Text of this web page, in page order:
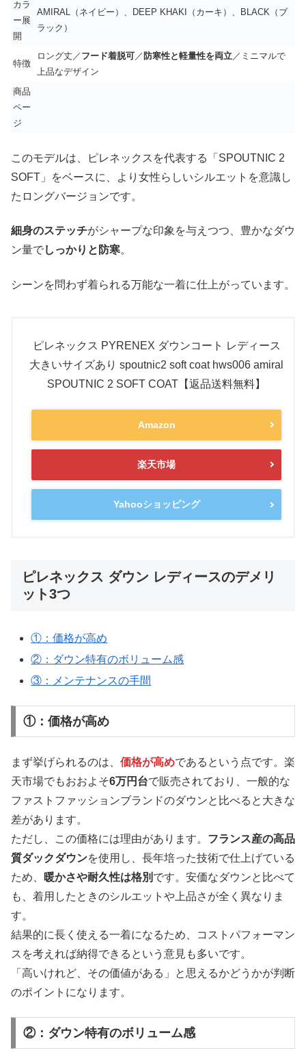
カラ
ー展
開
AMIRAL（ネイビー）、DEEP KHAKI（カーキ）、BLACK（ブ
ラック）
特徴
ロング丈／ フード着脱可／ 防寒性と軽量性を両立／ミニマルで
上品なデザイン
商品
ペー
ジ
このモデルは、ピレネックスを代表する「SPOUTNIC 2
SOFT」をベースに、より女性らしいシルエットを意識し
たロングバージョンです。
細身のステッチがシャープな印象を与えつつ、豊かなダウ
ン量でしっかりと防寒。
シーンを問わず着られる万能な一着に仕上がっています。
ピレネックス PYRENEX ダウンコート レディース
大きいサイズあり spoutnic2 soft coat hws006 amiral
SPOUTNIC 2 SOFT COAT【返品送料無料】
Amazon
楽天市場
Yahooショッピング
ピレネックス ダウン レディースのデメリ
ット3つ
①：価格が高め
②：ダウン特有のボリューム感
③：メンテナンスの手間
①：価格が高め
まず挙げられるのは、 価格が高めであるという点です。楽
天市場でもおおよそ6万円台で販売されており、一般的な
ファストファッションブランドのダウンと比べると大きな
差があります。
ただし、この価格には理由があります。 フランス産の高品
質ダックダウンを使用し、長年培った技術で仕上げている
ため、
暖かさや耐久性は格別 です。安価なダウンと比べて
も、着用したときのシルエットや上品さが全く異なりま
す。
結果的に長く使える一着になるため、コストパフォーマン
スを考えれば納得できるという意見も多いです。
「高いけれど、その価値がある」と思えるかどうかが判断
のポイントになります。
②：ダウン特有のボリューム感